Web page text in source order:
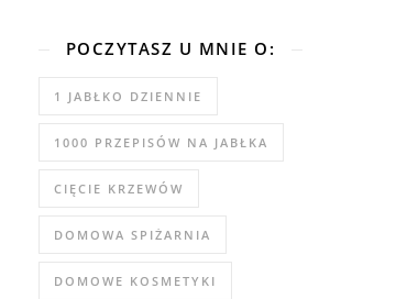
POCZYTASZ U MNIE O:
1 JABŁKO DZIENNIE
1000 PRZEPISÓW NA JABŁKA
CIĘCIE KRZEWÓW
DOMOWA SPIŻARNIA
DOMOWE KOSMETYKI